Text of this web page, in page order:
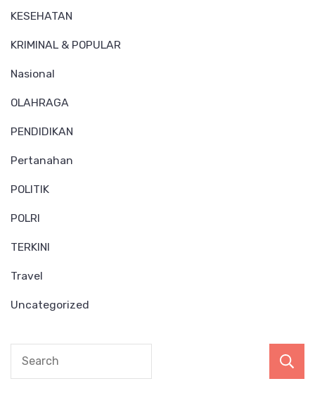
KESEHATAN
KRIMINAL & POPULAR
Nasional
OLAHRAGA
PENDIDIKAN
Pertanahan
POLITIK
POLRI
TERKINI
Travel
Uncategorized